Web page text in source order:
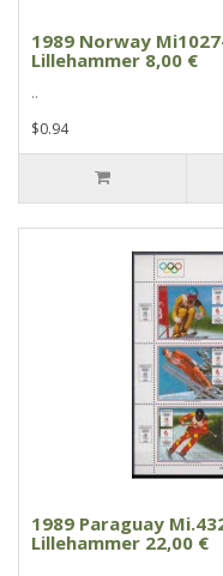
1989 Norway
Lillehammer 8,00 €
..
$0.94
1989 Paraguay
Lillehammer 22,00 €